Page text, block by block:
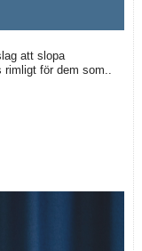
att slopa
för dem som..